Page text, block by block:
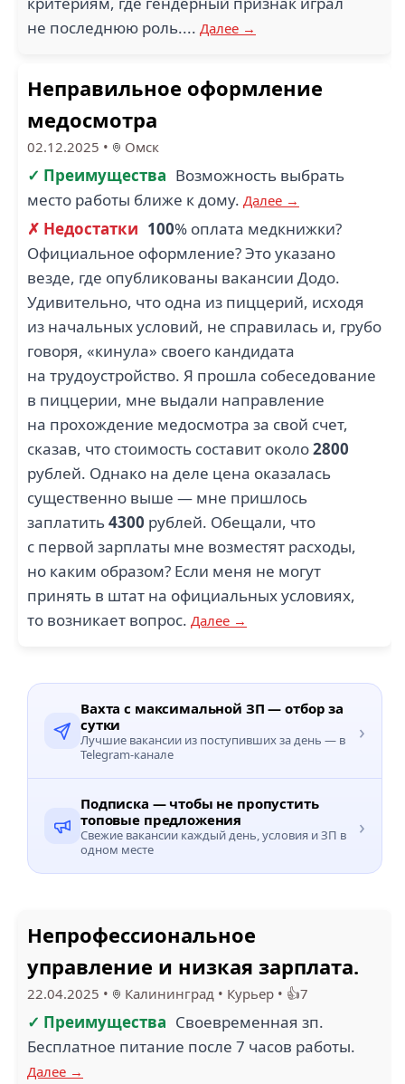
не последнюю роль.... Далее →
Неправильное оформление
медосмотра
02.12.2025 • Омск
✓ Преимущества Возможность выбрать
место работы ближе к дому. Далее →
✗ Недостатки 100% оплата медкнижки?
Официальное оформление? Это указано
везде, где опубликованы вакансии Додо.
Удивительно, что одна из пиццерий, исходя
из начальных условий, не справилась и, грубо
говоря, «кинула» своего кандидата
на трудоустройство. Я прошла собеседование
в пиццерии, мне выдали направление
на прохождение медосмотра за свой счет,
сказав, что стоимость составит около2800
рублей. Однако на деле цена оказалась
существенно выше — мне пришлось
заплатить4300 рублей. Обещали, что
с первой зарплаты мне возместят расходы,
но каким образом? Если меня не могут
принять в штат на официальных условиях,
то возникает вопрос. Далее →
Вахта с максимальной ЗП — отбор за
сутки
Лучшие вакансии из поступивших за день — в
Telegram-канале
›
Подписка — чтобы не пропустить
топовые предложения
Свежие вакансии каждый день, условия и ЗП в
одном месте
›
Непрофессиональное
управление и низкая зарплата.
22.04.2025 • Калининград • Курьер • 👍7
✓ Преимущества Своевременная зп.
Бесплатное питание после 7 часов работы.
Далее →